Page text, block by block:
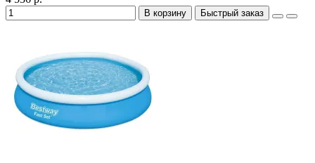
В корзину Быстрый заказ